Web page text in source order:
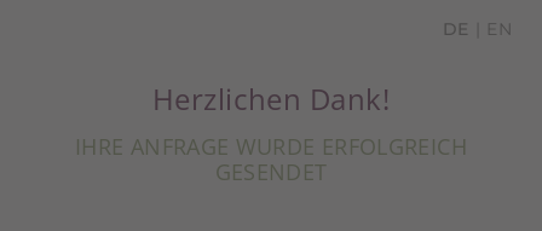
DE EN
Herzlichen Dank!
IHRE ANFRAGE WURDE ERFOLGREICH
GESENDET